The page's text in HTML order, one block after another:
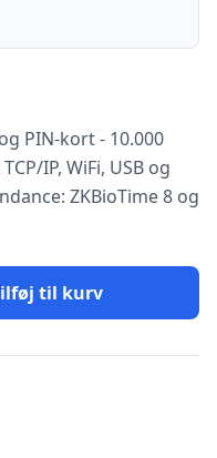
PIN-kort - 10.000
IP, WiFi, USB og
ZKBioTime 8 og
til kurv